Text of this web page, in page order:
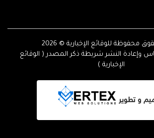
محفوظة للوقائع الإخبارية © 2026
وإعادة النشر شريطة ذكر المصدر ( الوقائع
الإخبارية )
و تطوير